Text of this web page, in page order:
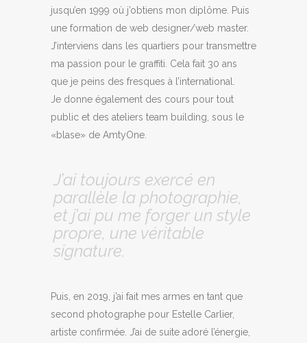
jusqu’en 1999 où j’obtiens mon diplôme. Puis
une formation de web designer/web master.
J’interviens dans les quartiers pour transmettre
ma passion pour le graffiti. Cela fait 30 ans
que je peins des fresques à l’international.
Je donne également des cours pour tout
public et des ateliers team building, sous le
«blase» de AmtyOne.
J’ai toujours exercé en
parallèle la photographie,
et j’ai pu me forger un style
propre, une véritable
signature.
Puis, en 2019, j’ai fait mes armes en tant que
second photographe pour Estelle Carlier,
artiste confirmée. J’ai de suite adoré l’énergie,